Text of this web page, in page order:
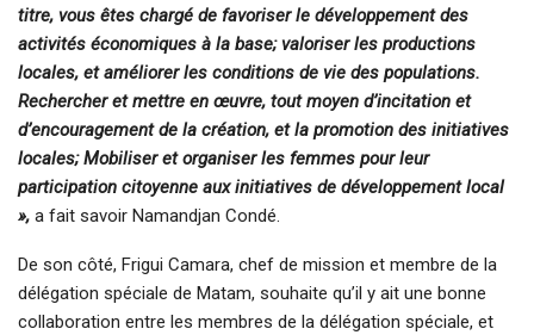
titre, vous êtes chargé de favoriser le développement des
activités économiques à la base; valoriser les productions
locales, et améliorer les conditions de vie des populations.
Rechercher et mettre en œuvre, tout moyen d’incitation et
d’encouragement de la création, et la promotion des initiatives
locales; Mobiliser et organiser les femmes pour leur
participation citoyenne aux initiatives de développement local
», a fait savoir Namandjan Condé.
De son côté, Frigui Camara, chef de mission et membre de la
délégation spéciale de Matam, souhaite qu’il y ait une bonne
collaboration entre les membres de la délégation spéciale, et